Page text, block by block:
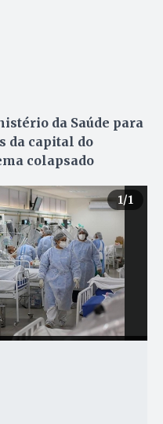
da Saúde para
da capital do
colapsado
1/1